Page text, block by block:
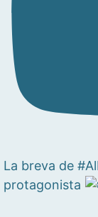
La breva de
protagonista